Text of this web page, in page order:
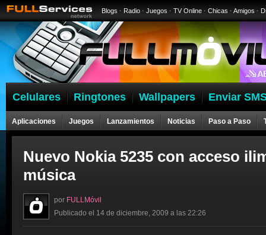
Blogs · Radio · Juegos · TV Online · Chicas · Amigos ·
Celulares Ringtones Wallpapers Enviar
Aplicaciones Juegos Lanzamientos Noticias Paso a Paso
Nuevo Nokia 5235 con acceso
música
por FULLMóvil
Publicado el 14 de diciembre, 2009 a las 22:26